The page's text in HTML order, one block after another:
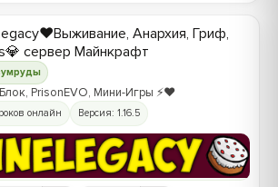
Анархия, Гриф,
сервер Майнкрафт
PrisonEVO, Мини-Игры ⚡️❤️
онлайн Версия: 1.16.5